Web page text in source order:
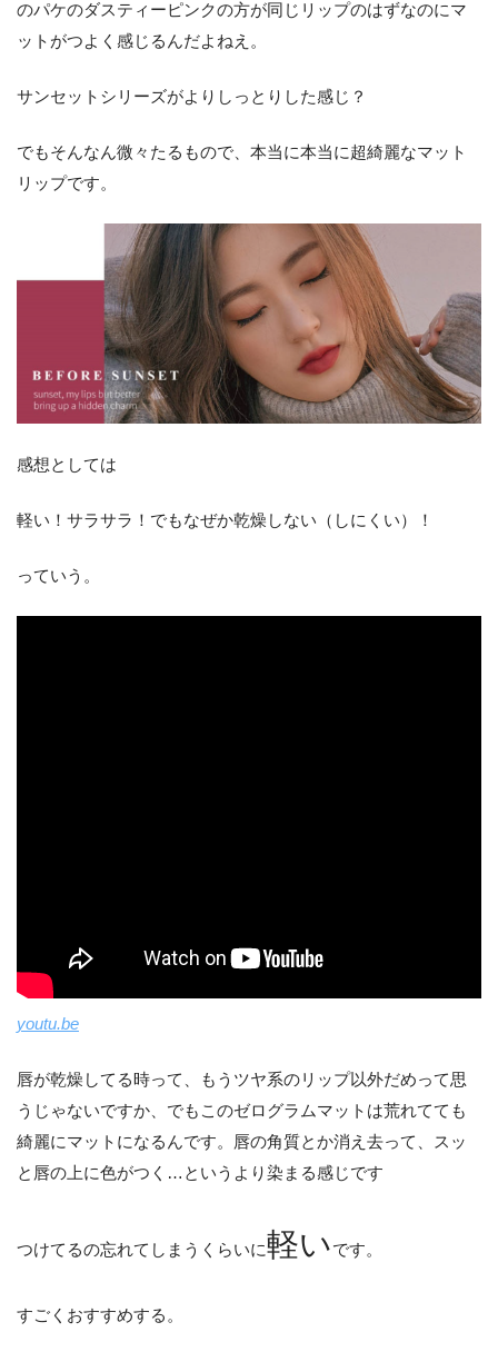
のパケのダスティーピンクの方が同じリップのはずなのにマ
ットがつよく感じるんだよねえ。
サンセットシリーズがよりしっとりした感じ？
でもそんなん微々たるもので、本当に本当に超綺麗なマット
リップです。
感想としては
軽い！サラサラ！でもなぜか乾燥しない（しにくい）！
っていう。
youtu.be
唇が乾燥してる時って、もうツヤ系のリップ以外だめって思
うじゃないですか、でもこのゼログラムマットは荒れてても
綺麗にマットになるんです。唇の角質とか消え去って、スッ
と唇の上に色がつく…というより染まる感じです
つけてるの忘れてしまうくらいに軽いです。
すごくおすすめする。